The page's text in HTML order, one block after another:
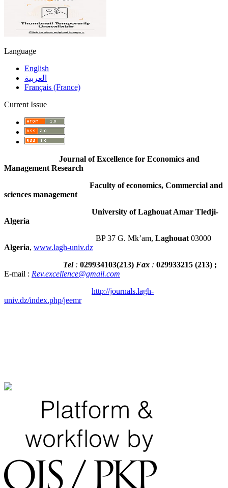
Language
English
العربية
Français (France)
Current Issue
Journal of Excellence for Economics and
Management Research
Faculty of economics, Commercial and
sciences management
University of Laghouat Amar Tledji-
Algeria
BP 37 G. Mk’am, Laghouat 03000
Algeria, www.lagh-univ.dz
Tel : 029934103(213) Fax : 029933215 (213) ;
E-mail : Rev.excellence@gmail.com
http://journals.lagh-
univ.dz/index.php/jeemr